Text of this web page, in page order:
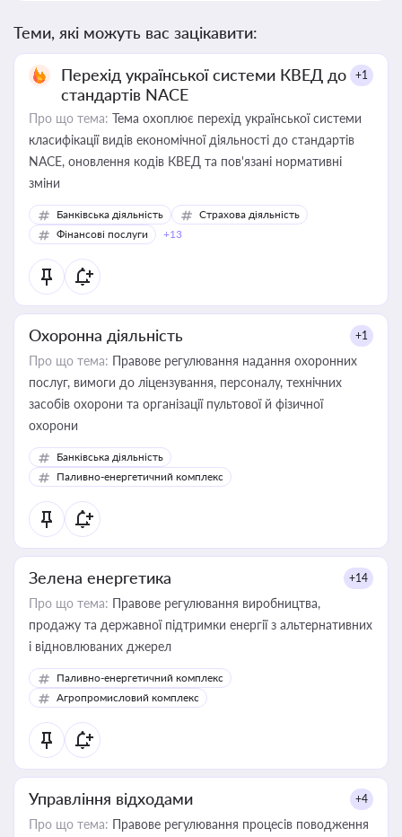
Теми, які можуть вас зацікавити:
Перехід української системи КВЕД до
стандартів NACE
+1
Про що тема: Тема охоплює перехід української системи
класифікації видів економічної діяльності до стандартів
NACE, оновлення кодів КВЕД та пов'язані нормативні
зміни
Банківська діяльність
Страхова діяльність
Фінансові послуги
+13
Охоронна діяльність +1
Про що тема: Правове регулювання надання охоронних
послуг, вимоги до ліцензування, персоналу, технічних
засобів охорони та організації пультової й фізичної
охорони
Банківська діяльність
Паливно-енергетичний комплекс
Зелена енергетика +14
Про що тема: Правове регулювання виробництва,
продажу та державної підтримки енергії з альтернативних
і відновлюваних джерел
Паливно-енергетичний комплекс
Агропромисловий комплекс
Управління відходами +4
Про що тема: Правове регулювання процесів поводження